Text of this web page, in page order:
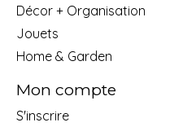
Décor + Organisation
Jouets
Home & Garden
Mon compte
S'inscrire